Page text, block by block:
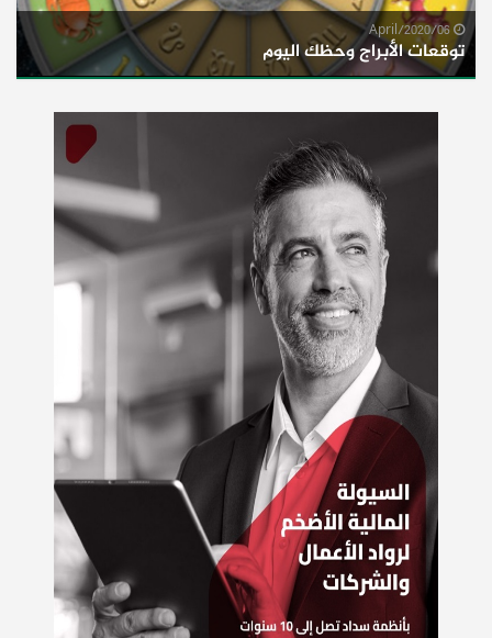
توقعات الأبراج وحظك اليوم